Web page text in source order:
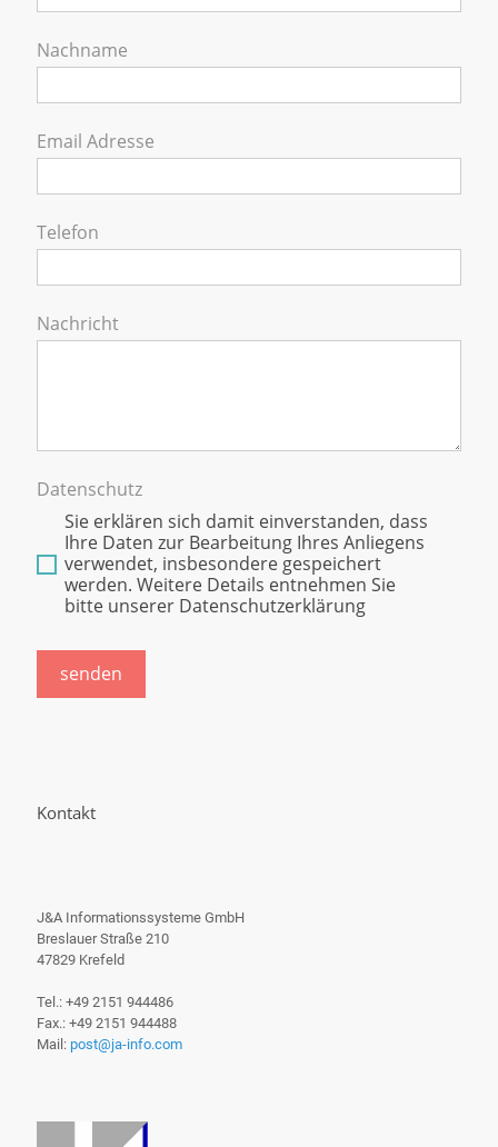
Nachname
Email Adresse
Telefon
Nachricht
Datenschutz
Sie erklären sich damit einverstanden, dass
Ihre Daten zur Bearbeitung Ihres Anliegens
verwendet, insbesondere gespeichert
werden. Weitere Details entnehmen Sie
bitte unserer Datenschutzerklärung
senden
Kontakt
J&A Informationssysteme GmbH
Breslauer Straße 210
47829 Krefeld
Tel.: +49 2151 944486
Fax.: +49 2151 944488
Mail: post@ja-info.com